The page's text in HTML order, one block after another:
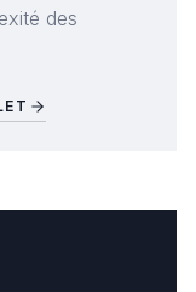
des